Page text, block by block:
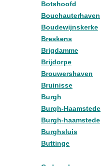
Botshoofd
Bouchauterhaven
Boudewijnskerke
Breskens
Brigdamme
Brijdorpe
Brouwershaven
Bruinisse
Burgh
Burgh-Haamstede
Burgh-haamstede
Burghsluis
Buttinge